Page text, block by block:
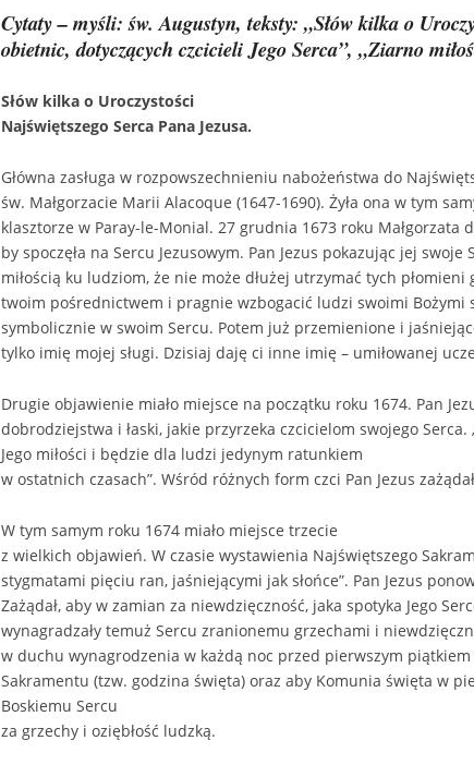
Cytaty – myśli: św. Augustyn, teksty: „Słów kilka o
obietnic, dotyczących czcicieli Jego Serca”, „Ziarno
Słów kilka o Uroczystości
Najświętszego Serca Pana Jezusa.
Główna zasługa w rozpowszechnieniu nabożeństwa do
św. Małgorzacie Marii Alacoque (1647-1690). Żyła ona w tym
klasztorze w Paray-le-Monial. 27 grudnia 1673 roku Małgorzata
by spoczęła na Sercu Jezusowym. Pan Jezus pokazując jej
miłością ku ludziom, że nie może dłużej utrzymać tych
twoim pośrednictwem i pragnie wzbogacić ludzi swoimi Bożymi
symbolicznie w swoim Sercu. Potem już przemienione i
tylko imię mojej sługi. Dzisiaj daję ci inne imię – umiłowanej
Drugie objawienie miało miejsce na początku roku 1674. Pan
dobrodziejstwa i łaski, jakie przyrzeka czcicielom swojego
Jego miłości i będzie dla ludzi jedynym ratunkiem
w ostatnich czasach”. Wśród różnych form czci Pan Jezus
W tym samym roku 1674 miało miejsce trzecie
z wielkich objawień. W czasie wystawienia Najświętszego
stygmatami pięciu ran, jaśniejącymi jak słońce”. Pan Jezus
Zażądał, aby w zamian za niewdzięczność, jaka spotyka Jego
wynagradzały temuż Sercu zranionemu grzechami i
w duchu wynagrodzenia w każdą noc przed pierwszym
Sakramentu (tzw. godzina święta) oraz aby Komunia święta w
Boskiemu Sercu
za grzechy i oziębłość ludzką.